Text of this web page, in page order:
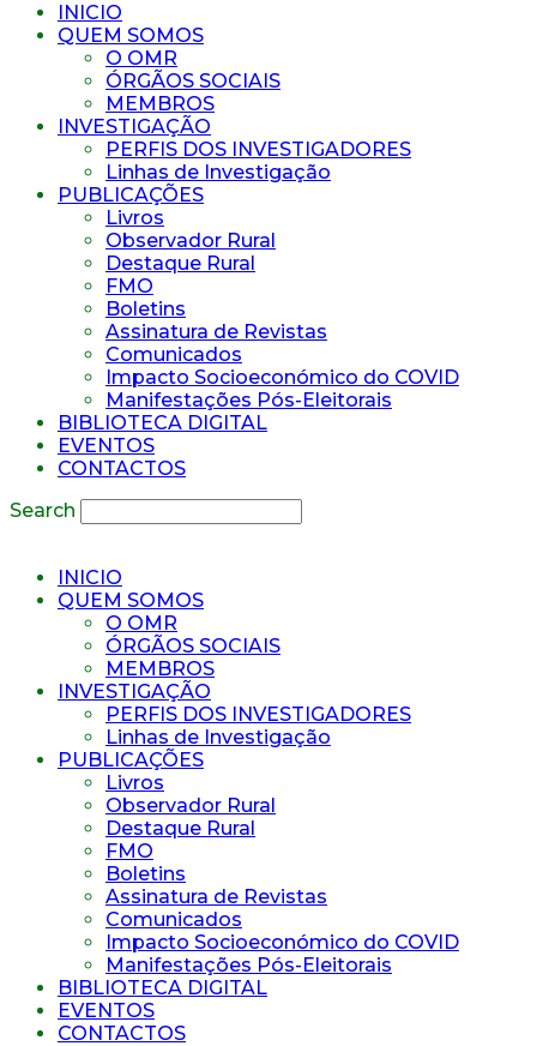
INICIO
QUEM SOMOS
O OMR
ÓRGÃOS SOCIAIS
MEMBROS
INVESTIGAÇÃO
PERFIS DOS INVESTIGADORES
Linhas de Investigação
PUBLICAÇÕES
Livros
Observador Rural
Destaque Rural
FMO
Boletins
Assinatura de Revistas
Comunicados
Impacto Socioeconómico do COVID
Manifestações Pós-Eleitorais
BIBLIOTECA DIGITAL
EVENTOS
CONTACTOS
Search
INICIO
QUEM SOMOS
O OMR
ÓRGÃOS SOCIAIS
MEMBROS
INVESTIGAÇÃO
PERFIS DOS INVESTIGADORES
Linhas de Investigação
PUBLICAÇÕES
Livros
Observador Rural
Destaque Rural
FMO
Boletins
Assinatura de Revistas
Comunicados
Impacto Socioeconómico do COVID
Manifestações Pós-Eleitorais
BIBLIOTECA DIGITAL
EVENTOS
CONTACTOS